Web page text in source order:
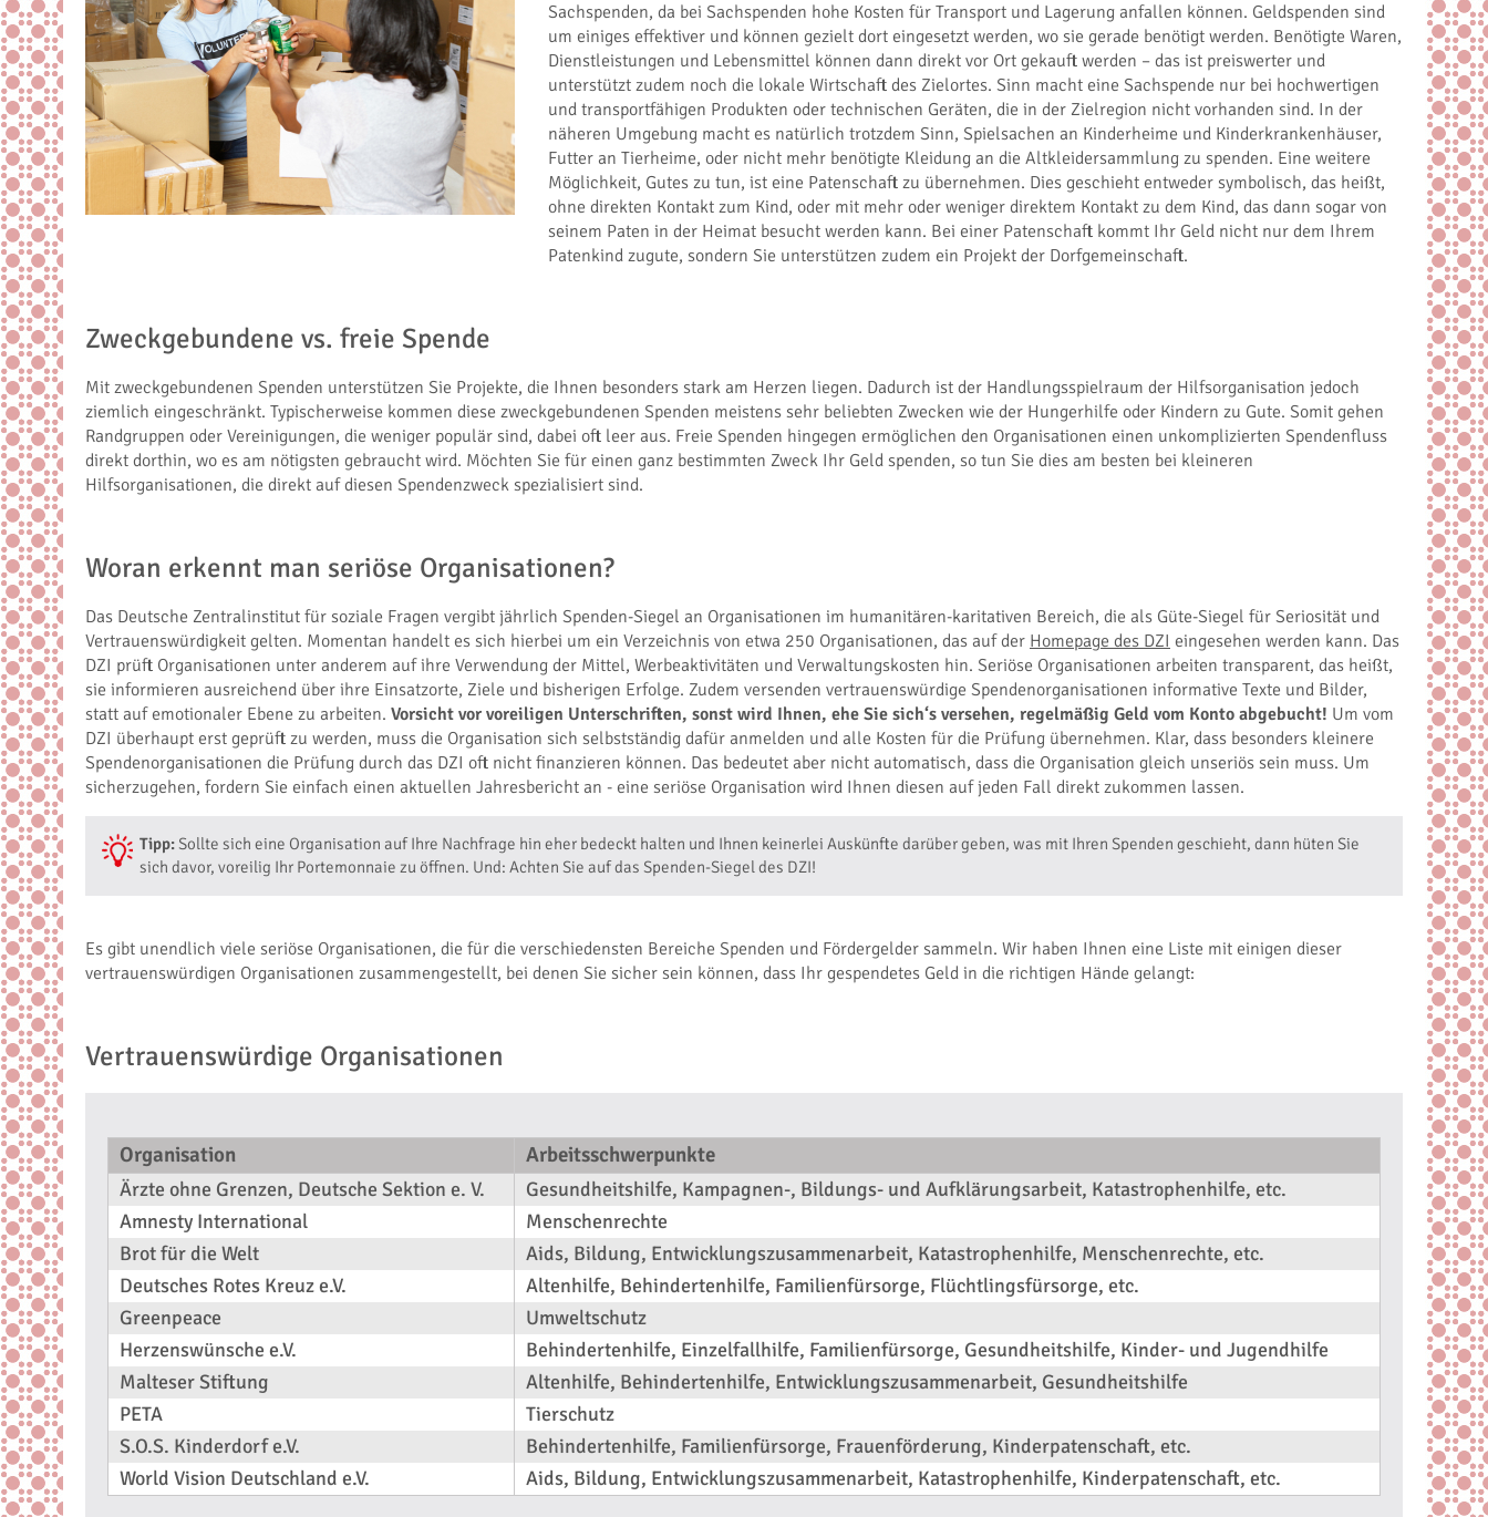
Sachspenden, da bei Sachspenden hohe Kosten für Transport und Lagerung anfallen können. Geldspenden sind
um einiges effektiver und können gezielt dort eingesetzt werden, wo sie gerade benötigt werden. Benötigte Waren,
Dienstleistungen und Lebensmittel können dann direkt vor Ort gekauft werden – das ist preiswerter und
unterstützt zudem noch die lokale Wirtschaft des Zielortes. Sinn macht eine Sachspende nur bei hochwertigen
und transportfähigen Produkten oder technischen Geräten, die in der Zielregion nicht vorhanden sind. In der
näheren Umgebung macht es natürlich trotzdem Sinn, Spielsachen an Kinderheime und Kinderkrankenhäuser,
Futter an Tierheime, oder nicht mehr benötigte Kleidung an die Altkleidersammlung zu spenden. Eine weitere
Möglichkeit, Gutes zu tun, ist eine Patenschaft zu übernehmen. Dies geschieht entweder symbolisch, das heißt,
ohne direkten Kontakt zum Kind, oder mit mehr oder weniger direktem Kontakt zu dem Kind, das dann sogar von
seinem Paten in der Heimat besucht werden kann. Bei einer Patenschaft kommt Ihr Geld nicht nur dem Ihrem
Patenkind zugute, sondern Sie unterstützen zudem ein Projekt der Dorfgemeinschaft.
Zweckgebundene vs. freie Spende
Mit zweckgebundenen Spenden unterstützen Sie Projekte, die Ihnen besonders stark am Herzen liegen. Dadurch ist der Handlungsspielraum der Hilfsorganisation jedoch
ziemlich eingeschränkt. Typischerweise kommen diese zweckgebundenen Spenden meistens sehr beliebten Zwecken wie der Hungerhilfe oder Kindern zu Gute. Somit gehen
Randgruppen oder Vereinigungen, die weniger populär sind, dabei oft leer aus. Freie Spenden hingegen ermöglichen den Organisationen einen unkomplizierten Spendenfluss
direkt dorthin, wo es am nötigsten gebraucht wird. Möchten Sie für einen ganz bestimmten Zweck Ihr Geld spenden, so tun Sie dies am besten bei kleineren
Hilfsorganisationen, die direkt auf diesen Spendenzweck spezialisiert sind.
Woran erkennt man seriöse Organisationen?
Das Deutsche Zentralinstitut für soziale Fragen vergibt jährlich Spenden-Siegel an Organisationen im humanitären-karitativen Bereich, die als Güte-Siegel für Seriosität und
Vertrauenswürdigkeit gelten. Momentan handelt es sich hierbei um ein Verzeichnis von etwa 250 Organisationen, das auf der Homepage des DZI eingesehen werden kann. Das
DZI prüft Organisationen unter anderem auf ihre Verwendung der Mittel, Werbeaktivitäten und Verwaltungskosten hin. Seriöse Organisationen arbeiten transparent, das heißt,
sie informieren ausreichend über ihre Einsatzorte, Ziele und bisherigen Erfolge. Zudem versenden vertrauenswürdige Spendenorganisationen informative Texte und Bilder,
statt auf emotionaler Ebene zu arbeiten. Vorsicht vor voreiligen Unterschriften, sonst wird Ihnen, ehe Sie sich‘s versehen, regelmäßig Geld vom Konto abgebucht! Um vom
DZI überhaupt erst geprüft zu werden, muss die Organisation sich selbstständig dafür anmelden und alle Kosten für die Prüfung übernehmen. Klar, dass besonders kleinere
Spendenorganisationen die Prüfung durch das DZI oft nicht finanzieren können. Das bedeutet aber nicht automatisch, dass die Organisation gleich unseriös sein muss. Um
sicherzugehen, fordern Sie einfach einen aktuellen Jahresbericht an - eine seriöse Organisation wird Ihnen diesen auf jeden Fall direkt zukommen lassen.
Tipp:Sollte sich eine Organisation auf Ihre Nachfrage hin eher bedeckt halten und Ihnen keinerlei Auskünfte darüber geben, was mit Ihren Spenden geschieht, dann hüten Sie
sich davor, voreilig Ihr Portemonnaie zu öffnen. Und: Achten Sie auf das Spenden-Siegel des DZI!
Es gibt unendlich viele seriöse Organisationen, die für die verschiedensten Bereiche Spenden und Fördergelder sammeln. Wir haben Ihnen eine Liste mit einigen dieser
vertrauenswürdigen Organisationen zusammengestellt, bei denen Sie sicher sein können, dass Ihr gespendetes Geld in die richtigen Hände gelangt:
Vertrauenswürdige Organisationen
Organisation Arbeitsschwerpunkte
Ärzte ohne Grenzen, Deutsche Sektion e. V.
Gesundheitshilfe, Kampagnen-, Bildungs- und Aufklärungsarbeit, Katastrophenhilfe, etc.
Amnesty International
Menschenrechte
Brot für die Welt
Aids, Bildung, Entwicklungszusammenarbeit, Katastrophenhilfe, Menschenrechte, etc.
Deutsches Rotes Kreuz e.V.
Altenhilfe, Behindertenhilfe, Familienfürsorge, Flüchtlingsfürsorge, etc.
Greenpeace
Umweltschutz
Herzenswünsche e.V.
Behindertenhilfe, Einzelfallhilfe, Familienfürsorge, Gesundheitshilfe, Kinder- und Jugendhilfe
Malteser Stiftung
Altenhilfe, Behindertenhilfe, Entwicklungszusammenarbeit, Gesundheitshilfe
PETA
Tierschutz
S.O.S. Kinderdorf e.V.
Behindertenhilfe, Familienfürsorge, Frauenförderung, Kinderpatenschaft, etc.
World Vision Deutschland e.V.
Aids, Bildung, Entwicklungszusammenarbeit, Katastrophenhilfe, Kinderpatenschaft, etc.